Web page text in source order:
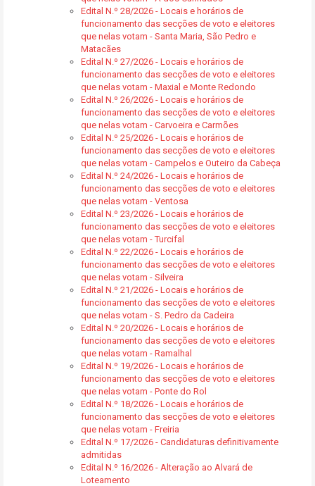
Edital N.º 28/2026 - Locais e horários de
funcionamento das secções de voto e eleitores
que nelas votam - Santa Maria, São Pedro e
Matacães
Edital N.º 27/2026 - Locais e horários de
funcionamento das secções de voto e eleitores
que nelas votam - Maxial e Monte Redondo
Edital N.º 26/2026 - Locais e horários de
funcionamento das secções de voto e eleitores
que nelas votam - Carvoeira e Carmões
Edital N.º 25/2026 - Locais e horários de
funcionamento das secções de voto e eleitores
que nelas votam - Campelos e Outeiro da Cabeça
Edital N.º 24/2026 - Locais e horários de
funcionamento das secções de voto e eleitores
que nelas votam - Ventosa
Edital N.º 23/2026 - Locais e horários de
funcionamento das secções de voto e eleitores
que nelas votam - Turcifal
Edital N.º 22/2026 - Locais e horários de
funcionamento das secções de voto e eleitores
que nelas votam - Silveira
Edital N.º 21/2026 - Locais e horários de
funcionamento das secções de voto e eleitores
que nelas votam - S. Pedro da Cadeira
Edital N.º 20/2026 - Locais e horários de
funcionamento das secções de voto e eleitores
que nelas votam - Ramalhal
Edital N.º 19/2026 - Locais e horários de
funcionamento das secções de voto e eleitores
que nelas votam - Ponte do Rol
Edital N.º 18/2026 - Locais e horários de
funcionamento das secções de voto e eleitores
que nelas votam - Freiria
Edital N.º 17/2026 - Candidaturas definitivamente
admitidas
Edital N.º 16/2026 - Alteração ao Alvará de
Loteamento